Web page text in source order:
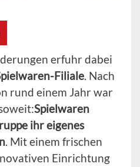
erfuhr dabei
Filiale. Nach
rund einem Jahr war
Spielwaren
ihr eigenes
. Mit einem frischen
Einrichtung